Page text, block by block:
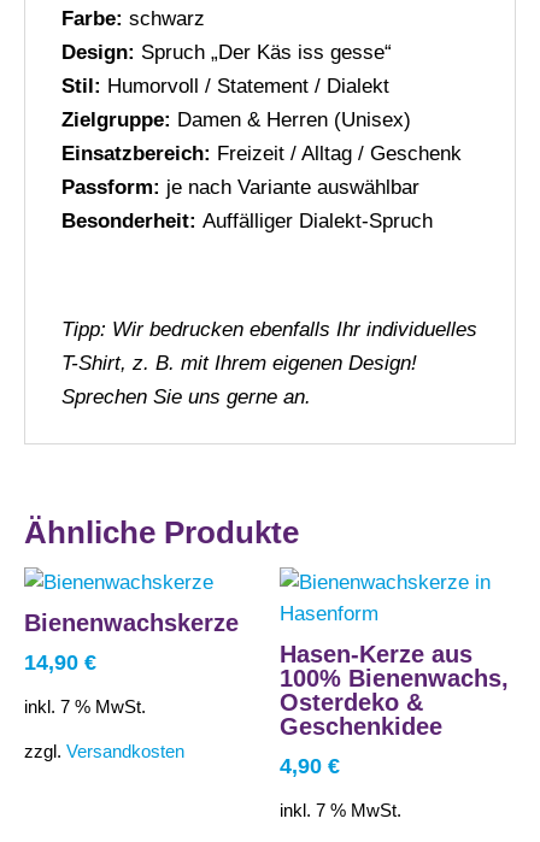
Farbe: schwarz
Design: Spruch „Der Käs iss gesse“
Stil: Humorvoll / Statement / Dialekt
Zielgruppe: Damen & Herren (Unisex)
Einsatzbereich: Freizeit / Alltag / Geschenk
Passform: je nach Variante auswählbar
Besonderheit: Auffälliger Dialekt-Spruch
Tipp: Wir bedrucken ebenfalls Ihr individuelles
T-Shirt, z. B. mit Ihrem eigenen Design!
Sprechen Sie uns gerne an.
Ähnliche Produkte
Bienenwachskerze
14,90 €
inkl. 7 % MwSt.
zzgl. Versandkosten
Hasen-Kerze aus
100% Bienenwachs,
Osterdeko &
Geschenkidee
4,90€
inkl. 7 % MwSt.